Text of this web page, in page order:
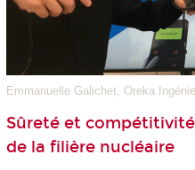
Emmanuelle Galichet, Oreka
Sûreté et
de la filière nucléaire